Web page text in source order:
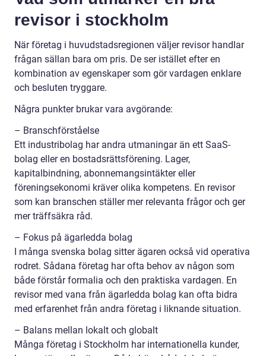
revisor i stockholm
När företag i huvudstadsregionen väljer revisor handlar
frågan sällan bara om pris. De ser istället efter en
kombination av egenskaper som gör vardagen enklare
och besluten tryggare.
Några punkter brukar vara avgörande:
– Branschförståelse
Ett industribolag har andra utmaningar än ett SaaS-
bolag eller en bostadsrättsförening. Lager,
kapitalbindning, abonnemangsintäkter eller
föreningsekonomi kräver olika kompetens. En revisor
som kan branschen ställer mer relevanta frågor och ger
mer träffsäkra råd.
– Fokus på ägarledda bolag
I många svenska bolag sitter ägaren också vid operativa
rodret. Sådana företag har ofta behov av någon som
både förstår formalia och den praktiska vardagen. En
revisor med vana från ägarledda bolag kan ofta bidra
med erfarenhet från andra företag i liknande situation.
– Balans mellan lokalt och globalt
Många företag i Stockholm har internationella kunder,